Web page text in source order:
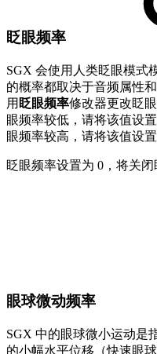
眨眼频率
SGX 会使用人类眨眼模式
的概率都取决于音频属性
用 眨眼频率修改器更改眨
眼频率较低，请将该值设
眼频率较高，请将该值设置
眨眼频率设置为 0，将关闭
眼球微动频率
SGX 中的眼球微小运动是
的小幅水平位移（快速眼